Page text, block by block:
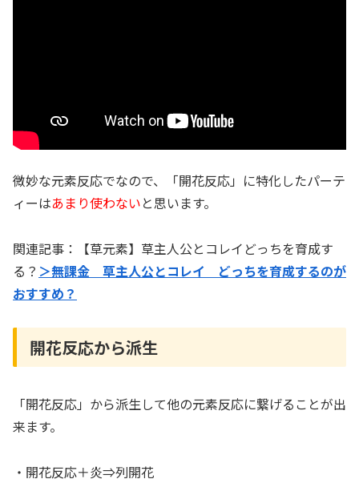
微妙な元素反応でなので、「開花反応」に特化したパーテ
ィーはあまり使わないと思います。
関連記事：【草元素】草主人公とコレイどっちを育成す
る？ ＞無課金 草主人公とコレイ どっちを育成するのが
おすすめ？
開花反応から派生
「開花反応」から派生して他の元素反応に繋げることが出
来ます。
・開花反応＋炎⇒列開花